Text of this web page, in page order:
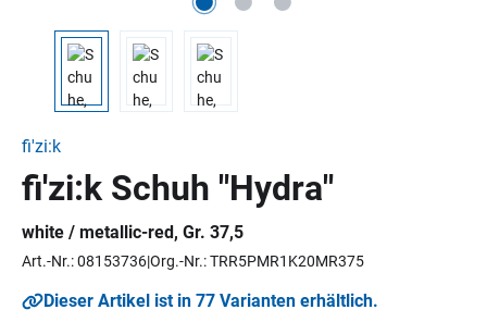
fi'zi:k
fi'zi:k Schuh "Hydra"
white / metallic-red, Gr. 37,5
Art.-Nr.: 08153736Org.-Nr.: TRR5PMR1K20MR375
Dieser Artikel ist in 77 Varianten erhältlich.